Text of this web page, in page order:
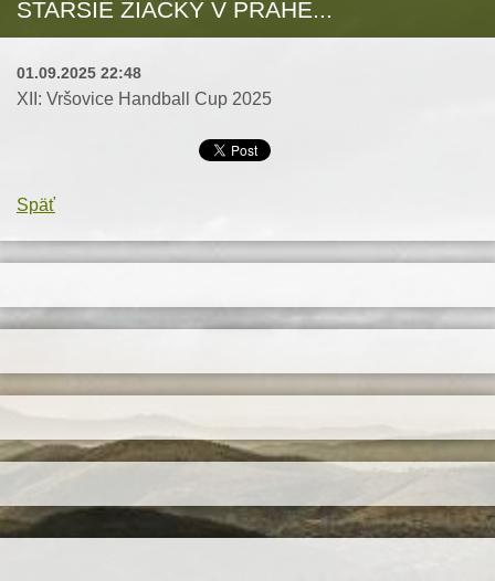
STARŠIE ŽIAČKY V PRAHE...
01.09.2025 22:48
XII: Vršovice Handball Cup 2025
Späť